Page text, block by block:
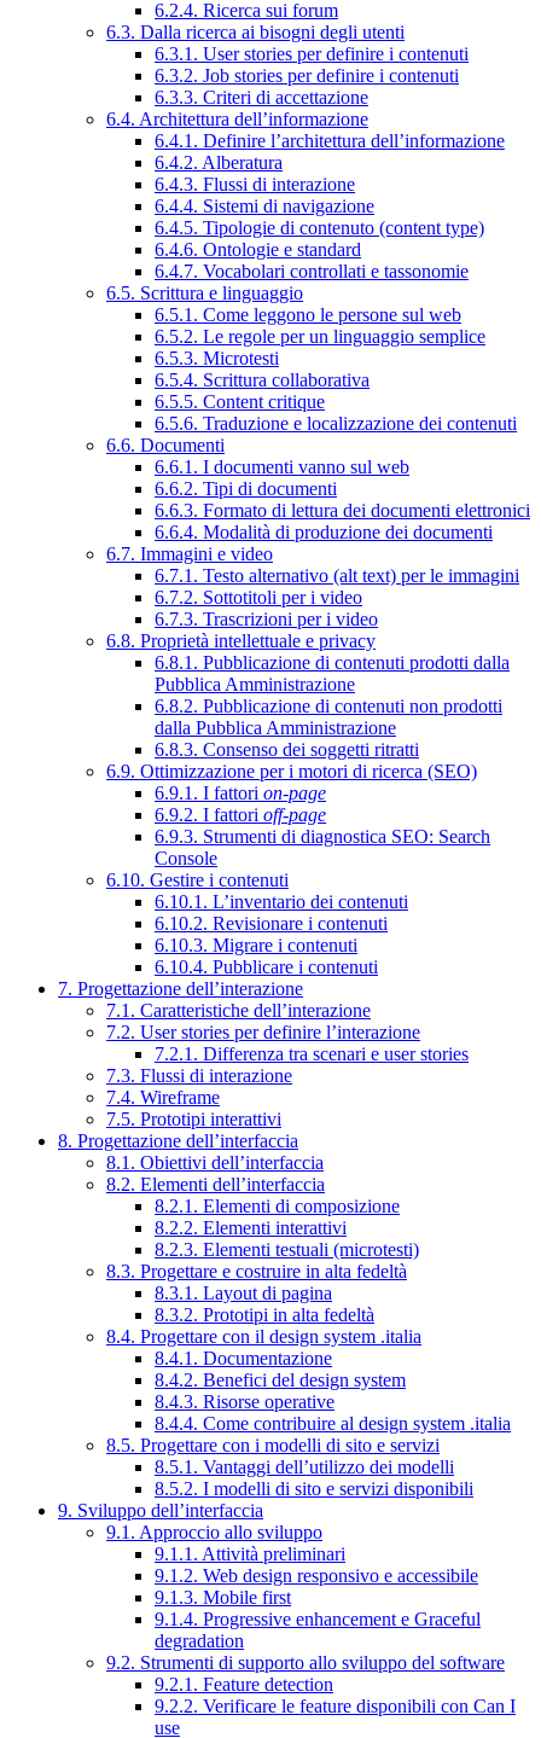
6.2.4. Ricerca sui forum
6.3. Dalla ricerca ai bisogni degli utenti
6.3.1. User stories per definire i contenuti
6.3.2. Job stories per definire i contenuti
6.3.3. Criteri di accettazione
6.4. Architettura dell’informazione
6.4.1. Definire l’architettura dell’informazione
6.4.2. Alberatura
6.4.3. Flussi di interazione
6.4.4. Sistemi di navigazione
6.4.5. Tipologie di contenuto (content type)
6.4.6. Ontologie e standard
6.4.7. Vocabolari controllati e tassonomie
6.5. Scrittura e linguaggio
6.5.1. Come leggono le persone sul web
6.5.2. Le regole per un linguaggio semplice
6.5.3. Microtesti
6.5.4. Scrittura collaborativa
6.5.5. Content critique
6.5.6. Traduzione e localizzazione dei contenuti
6.6. Documenti
6.6.1. I documenti vanno sul web
6.6.2. Tipi di documenti
6.6.3. Formato di lettura dei documenti elettronici
6.6.4. Modalità di produzione dei documenti
6.7. Immagini e video
6.7.1. Testo alternativo (alt text) per le immagini
6.7.2. Sottotitoli per i video
6.7.3. Trascrizioni per i video
6.8. Proprietà intellettuale e privacy
6.8.1. Pubblicazione di contenuti prodotti dalla
Pubblica Amministrazione
6.8.2. Pubblicazione di contenuti non prodotti
dalla Pubblica Amministrazione
6.8.3. Consenso dei soggetti ritratti
6.9. Ottimizzazione per i motori di ricerca (SEO)
6.9.1. I fattori on-page
6.9.2. I fattori off-page
6.9.3. Strumenti di diagnostica SEO: Search
Console
6.10. Gestire i contenuti
6.10.1. L’inventario dei contenuti
6.10.2. Revisionare i contenuti
6.10.3. Migrare i contenuti
6.10.4. Pubblicare i contenuti
7. Progettazione dell’interazione
7.1. Caratteristiche dell’interazione
7.2. User stories per definire l’interazione
7.2.1. Differenza tra scenari e user stories
7.3. Flussi di interazione
7.4. Wireframe
7.5. Prototipi interattivi
8. Progettazione dell’interfaccia
8.1. Obiettivi dell’interfaccia
8.2. Elementi dell’interfaccia
8.2.1. Elementi di composizione
8.2.2. Elementi interattivi
8.2.3. Elementi testuali (microtesti)
8.3. Progettare e costruire in alta fedeltà
8.3.1. Layout di pagina
8.3.2. Prototipi in alta fedeltà
8.4. Progettare con il design system .italia
8.4.1. Documentazione
8.4.2. Benefici del design system
8.4.3. Risorse operative
8.4.4. Come contribuire al design system .italia
8.5. Progettare con i modelli di sito e servizi
8.5.1. Vantaggi dell’utilizzo dei modelli
8.5.2. I modelli di sito e servizi disponibili
9. Sviluppo dell’interfaccia
9.1. Approccio allo sviluppo
9.1.1. Attività preliminari
9.1.2. Web design responsivo e accessibile
9.1.3. Mobile first
9.1.4. Progressive enhancement e Graceful
degradation
9.2. Strumenti di supporto allo sviluppo del software
9.2.1. Feature detection
9.2.2. Verificare le feature disponibili con Can I
use